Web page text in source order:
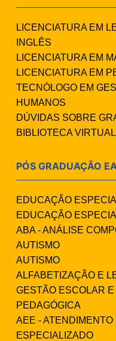
LICENCIATURA EM
INGLÊS
LICENCIATURA EM
LICENCIATURA EM
TECNÓLOGO EM
HUMANOS
DÚVIDAS SOBRE
BIBLIOTECA
PÓS GRADUAÇÃO
EDUCAÇÃO
EDUCAÇÃO
ABA - ANÁLISE
AUTISMO
AUTISMO
ALFABETIZAÇÃO E
GESTÃO ESCOLAR
PEDAGÓGICA
AEE -
ESPECIALIZADO